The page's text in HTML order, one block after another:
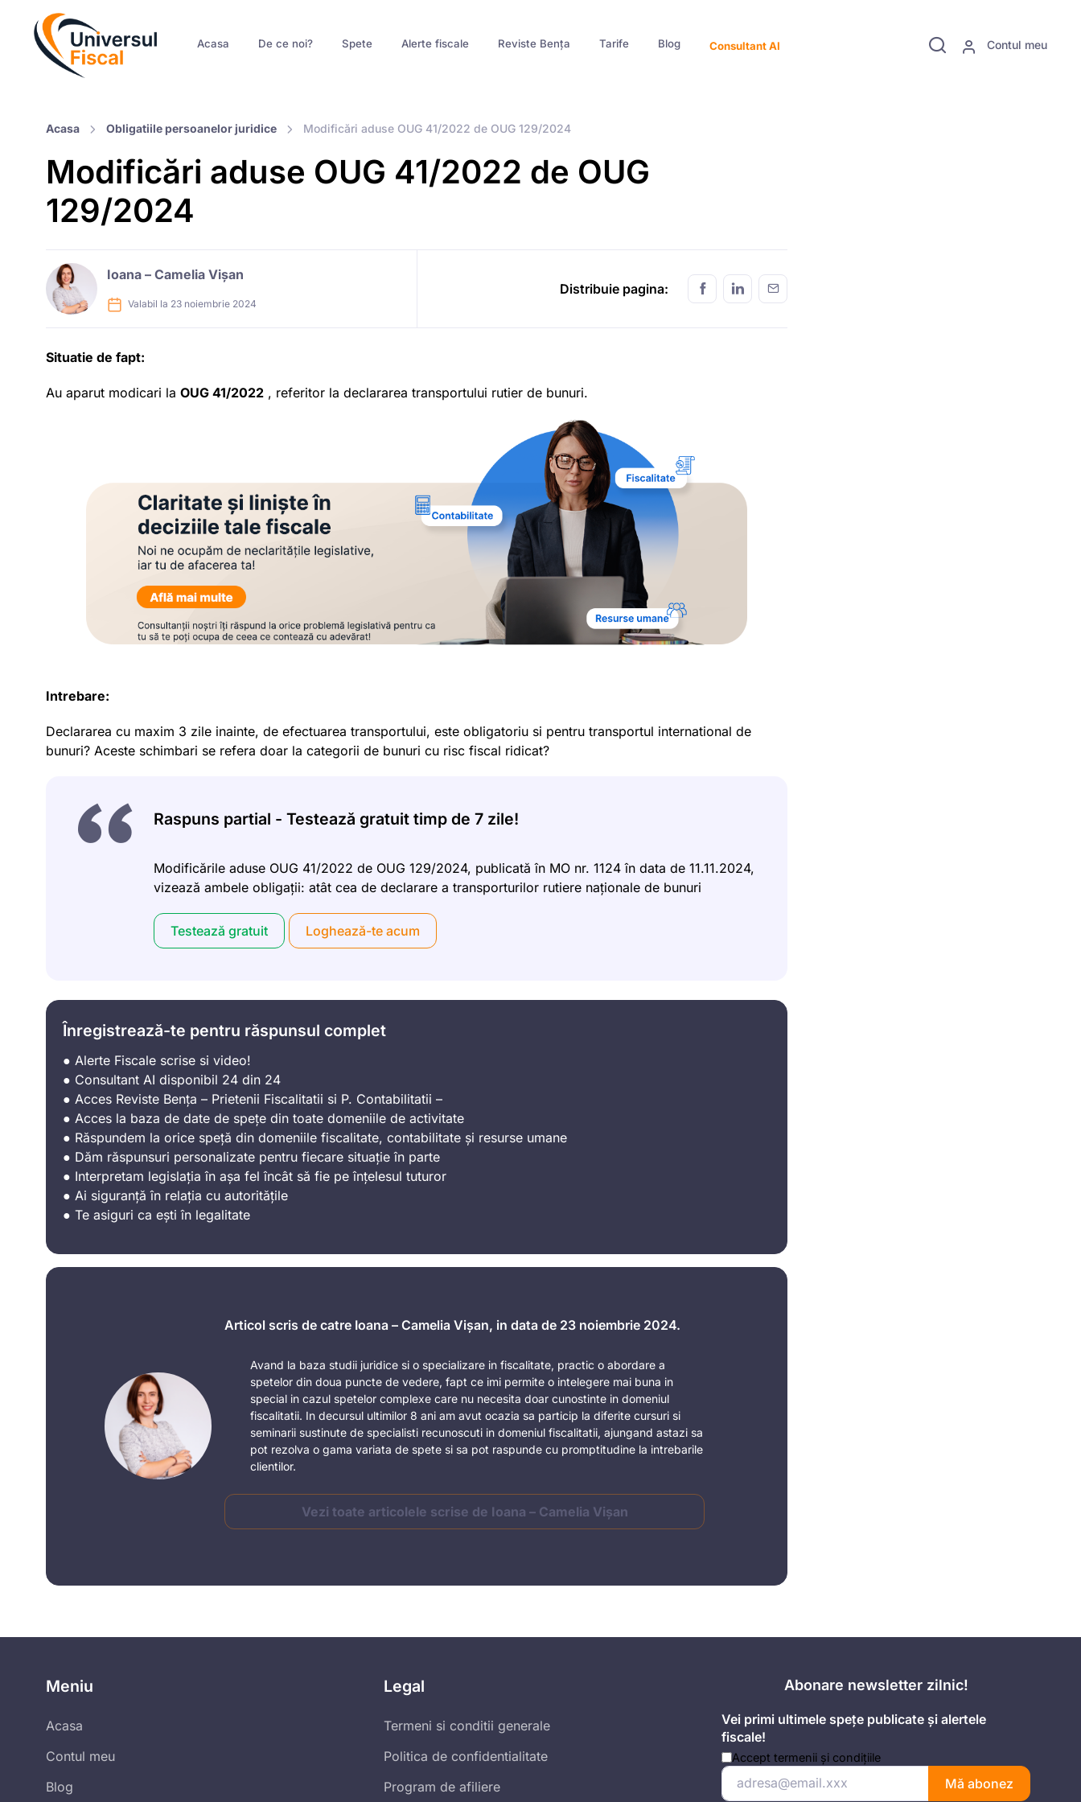
Contul meu
Acasa De ce noi? Spete Alerte fiscale Reviste Bența Tarife Blog Consultant AI
Acasa Obligatiile persoanelor juridice Modificări aduse OUG 41/2022 de OUG 129/2024
Modificări aduse OUG 41/2022 de OUG
129/2024
Ioana – Camelia Vișan
Valabil la 23 noiembrie 2024
Distribuie pagina:
Situatie de fapt:
Au aparut modicari la OUG 41/2022 , referitor la declararea transportului rutier de bunuri.
Intrebare:
Declararea cu maxim 3 zile inainte, de efectuarea transportului, este obligatoriu si pentru transportul international de
bunuri? Aceste schimbari se refera doar la categorii de bunuri cu risc fiscal ridicat?
Raspuns partial - Testează gratuit timp de 7 zile!
Modificările aduse OUG 41/2022 de OUG 129/2024, publicată în MO nr. 1124 în data de 11.11.2024,
vizează ambele obligații: atât cea de declarare a transporturilor rutiere naționale de bunuri
Testează gratuit Loghează-te acum
Înregistrează-te pentru răspunsul complet
● Alerte Fiscale scrise si video!
● Consultant AI disponibil 24 din 24
● Acces Reviste Bența – Prietenii Fiscalitatii si P. Contabilitatii –
● Acces la baza de date de spețe din toate domeniile de activitate
● Răspundem la orice speță din domeniile fiscalitate, contabilitate și resurse umane
● Dăm răspunsuri personalizate pentru fiecare situație în parte
● Interpretam legislația în așa fel încât să fie pe înțelesul tuturor
● Ai siguranță în relația cu autoritățile
● Te asiguri ca ești în legalitate
Articol scris de catre Ioana – Camelia Vișan, in data de 23 noiembrie 2024.
Avand la baza studii juridice si o specializare in fiscalitate, practic o abordare a
spetelor din doua puncte de vedere, fapt ce imi permite o intelegere mai buna in
special in cazul spetelor complexe care nu necesita doar cunostinte in domeniul
fiscalitatii. In decursul ultimilor 8 ani am avut ocazia sa particip la diferite cursuri si
seminarii sustinute de specialisti recunoscuti in domeniul fiscalitatii, ajungand astazi sa
pot rezolva o gama variata de spete si sa pot raspunde cu promptitudine la intrebarile
clientilor.
Vezi toate articolele scrise de Ioana – Camelia Vișan
Meniu
Acasa
Contul meu
Blog
Legal
Termeni si conditii generale
Politica de confidentialitate
Program de afiliere
Abonare newsletter zilnic!
Vei primi ultimele spețe publicate și alertele
fiscale!
Accept termenii și condițiile
Mă abonez